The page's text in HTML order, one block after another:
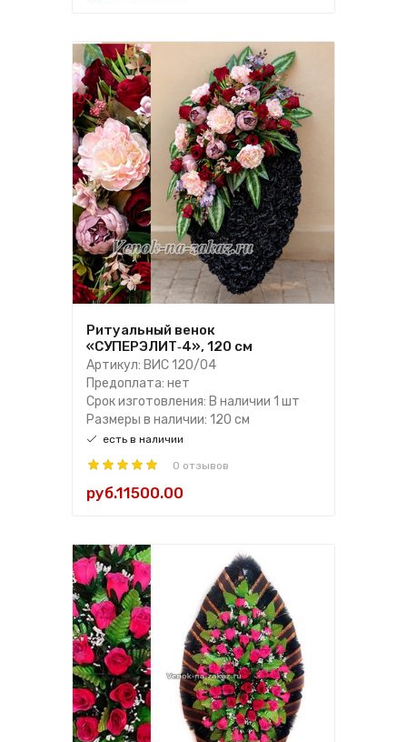
Ритуальный венок
«СУПЕРЭЛИТ‑4», 120 см
Артикул: ВИС 120/04
Предоплата: нет
Срок изготовления: В наличии 1 шт
Размеры в наличии: 120 см
есть в наличии
0 отзывов
руб.11500.00